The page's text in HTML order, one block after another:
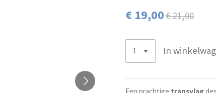
€ 19,00€ 21,00
In
Een prachtige transvlag